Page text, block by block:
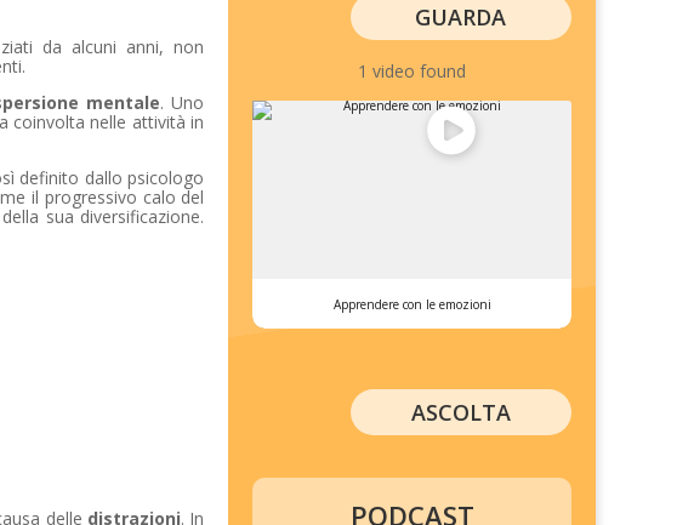
da alcuni anni, non
mentale. Uno
coinvolta nelle attività in
definito dallo psicologo
il progressivo calo del
sua diversificazione.
delle distrazioni. In
GUARDA
1 video found
Apprendere con le emozioni
ASCOLTA
PODCAST